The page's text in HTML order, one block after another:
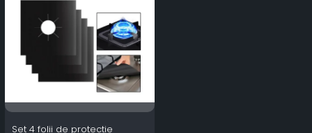
Set 4 folii de protectie